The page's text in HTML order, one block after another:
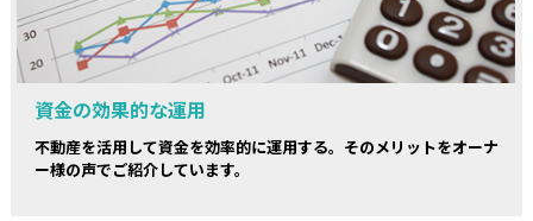
資金の効果的な運用
不動産を活用して資金を効率的に運用する。そのメリットをオーナ
ー様の声でご紹介しています。